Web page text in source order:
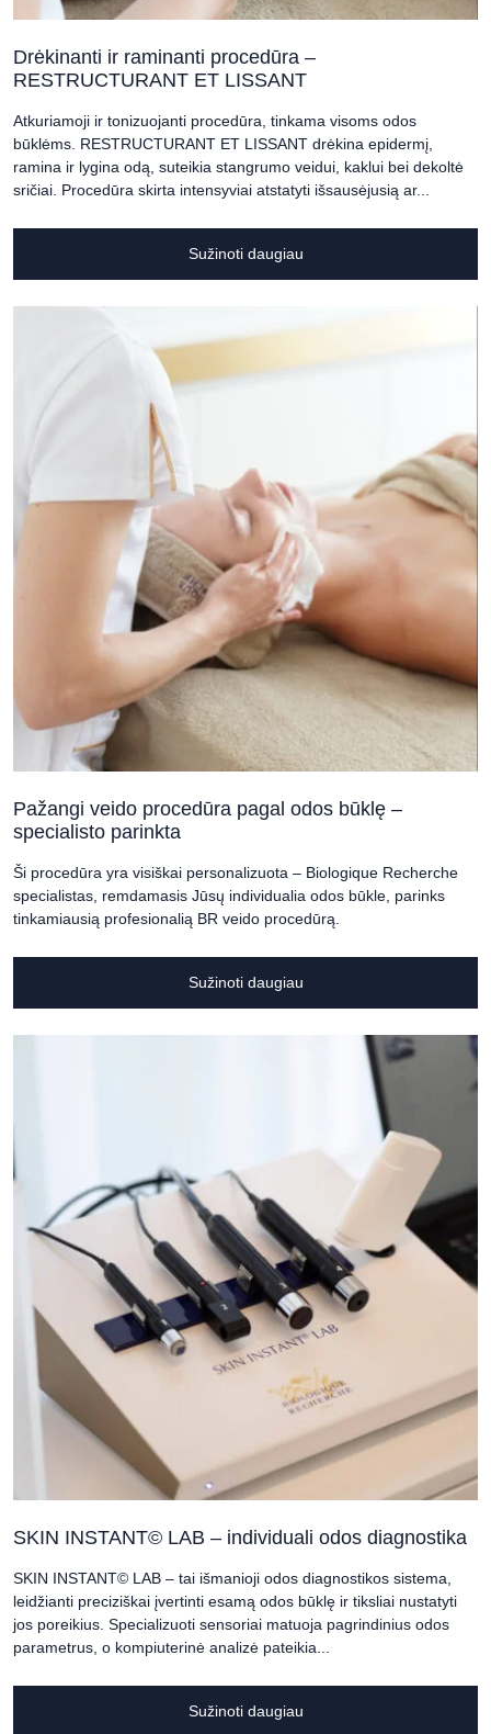
Drėkinanti ir raminanti procedūra –
RESTRUCTURANT ET LISSANT
Atkuriamoji ir tonizuojanti procedūra, tinkama visoms odos
būklėms. RESTRUCTURANT ET LISSANT drėkina epidermį,
ramina ir lygina odą, suteikia stangrumo veidui, kaklui bei dekoltė
sričiai. Procedūra skirta intensyviai atstatyti išsausėjusią ar...
Sužinoti daugiau
Pažangi veido procedūra pagal odos būklę –
specialisto parinkta
Ši procedūra yra visiškai personalizuota – Biologique Recherche
specialistas, remdamasis Jūsų individualia odos būkle, parinks
tinkamiausią profesionalią BR veido procedūrą.
Sužinoti daugiau
SKIN INSTANT© LAB – individuali odos diagnostika
SKIN INSTANT© LAB – tai išmanioji odos diagnostikos sistema,
leidžianti preciziškai įvertinti esamą odos būklę ir tiksliai nustatyti
jos poreikius. Specializuoti sensoriai matuoja pagrindinius odos
parametrus, o kompiuterinė analizė pateikia...
Sužinoti daugiau